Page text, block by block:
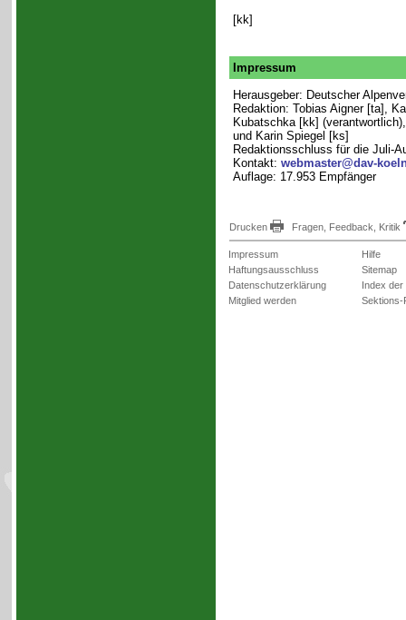
[kk]
Impressum
Herausgeber: Deutscher
Redaktion: Tobias Aigner [ta],
Kubatschka [kk]
und Karin Spiegel [ks]
Redaktionsschluss für die Juli-
Kontakt: webmaster@dav-
Auflage: 17.953 Empfänger
Drucken Fragen, Feedback, Kritik
Impressum
Haftungsausschluss
Datenschutzerklärung
Mitglied werden
Hilfe
Sitemap
Index der
Sektions-